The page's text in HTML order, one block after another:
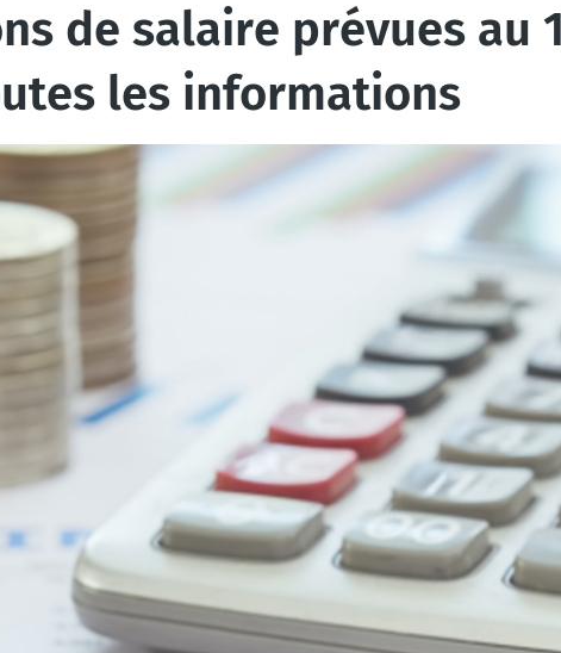
de salaire prévues au
les informations